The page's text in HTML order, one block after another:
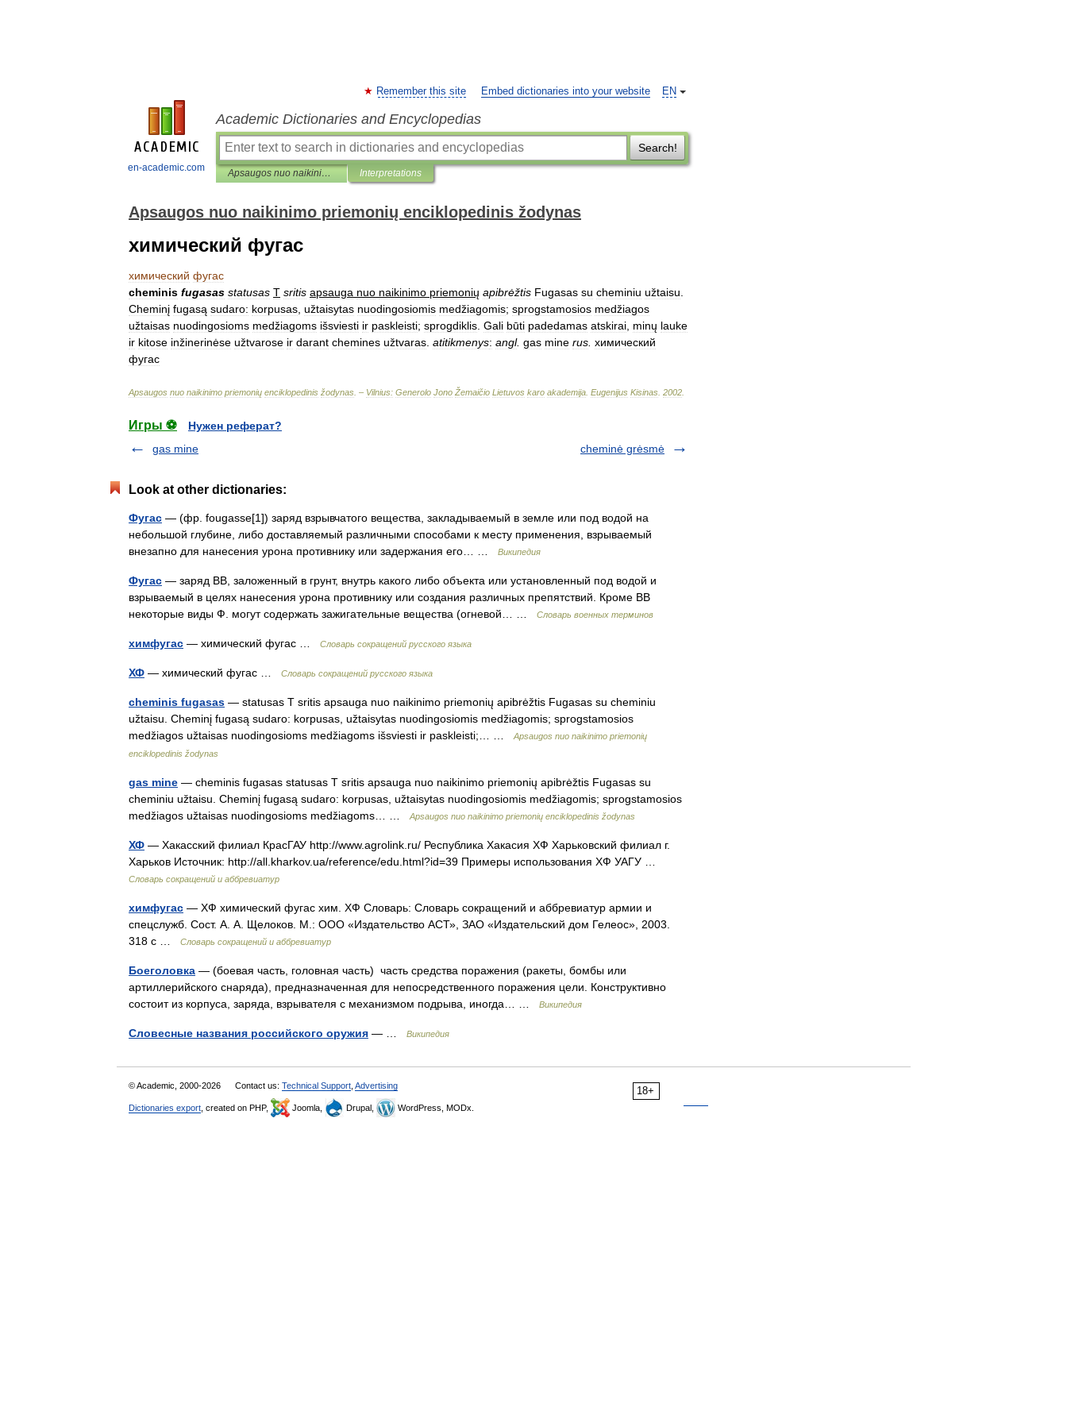
en-academic.com
EN
Remember this site Embed dictionaries into your website
Academic Dictionaries and Encyclopedias
Search!
Apsaugos nuo naikinimo priemonių enciklopedinis žodynas Interpretations
Apsaugos nuo naikinimo priemonių enciklopedinis žodynas
химический фугас
химический фугас
cheminis fugasas statusas T sritis apsauga nuo naikinimo priemonių apibrėžtis Fugasas su cheminiu užtaisu
Cheminį fugasą sudaro: korpusas užtaisytas nuodingosiomis medžiagomis; sprogstamosios medžiagos
užtaisas nuodingosioms medžiagoms išsviesti ir paskleisti; sprogdiklis Gali būti padedamas atskirai minų lauke
ir kitose inžinerinėse užtvarose ir darant chemines užtvaras atitikmenys: angl. gas mine rus химический
фугас
Apsaugos nuo naikinimo priemonių enciklopedinis žodynas . – Vilnius: Generolo Jono Žemaičio Lietuvos karo akademija Eugenijus Kisinas 2002
Игры ⚽
Нужен реферат?
gas mine
cheminė grėsmė
Look at other dictionaries:
Фугас — (фр. fougasse[1]) заряд взрывчатого вещества, закладываемый в земле или под водой на
небольшой глубине, либо доставляемый различными способами к месту применения, взрываемый
внезапно для нанесения урона противнику или задержания его… …
Википедия
Фугас — заряд ВВ, заложенный в грунт, внутрь какого либо объекта или установленный под водой и
взрываемый в целях нанесения урона противнику или создания различных препятствий. Кроме ВВ
некоторые виды Ф. могут содержать зажигательные вещества (огневой… …
Словарь военных терминов
химфугас — химический фугас … Словарь сокращений русского языка
ХФ — химический фугас … Словарь сокращений русского языка
cheminis fugasas — statusas T sritis apsauga nuo naikinimo priemonių apibrėžtis Fugasas su cheminiu
užtaisu. Cheminį fugasą sudaro: korpusas, užtaisytas nuodingosiomis medžiagomis; sprogstamosios
medžiagos užtaisas nuodingosioms medžiagoms išsviesti ir paskleisti;… …
Apsaugos nuo naikinimo priemonių
enciklopedinis žodynas
gas mine — cheminis fugasas statusas T sritis apsauga nuo naikinimo priemonių apibrėžtis Fugasas su
cheminiu užtaisu. Cheminį fugasą sudaro: korpusas, užtaisytas nuodingosiomis medžiagomis; sprogstamosios
medžiagos užtaisas nuodingosioms medžiagoms… …
Apsaugos nuo naikinimo priemonių enciklopedinis žodynas
ХФ — Хакасский филиал КрасГАУ http://www.agrolink.ru/​ Республика Хакасия ХФ Харьковский филиал г.
Харьков Источник: http://all.kharkov.ua/reference/edu.html?id=39 Примеры использования ХФ УАГУ …
Словарь сокращений и аббревиатур
химфугас — ХФ химический фугас хим. ХФ Словарь: Словарь сокращений и аббревиатур армии и
спецслужб. Сост. А. А. Щелоков. М.: ООО «Издательство АСТ», ЗАО «Издательский дом Гелеос», 2003.
318 с …
Словарь сокращений и аббревиатур
Боеголовка — (боевая часть, головная часть) часть средства поражения (ракеты, бомбы или
артиллерийского снаряда), предназначенная для непосредственного поражения цели. Конструктивно
состоит из корпуса, заряда, взрывателя с механизмом подрыва, иногда… …
Википедия
Словесные названия российского оружия — … Википедия
18+
© Academic, 2000-2026 Contact us: Technical Support Advertising
Dictionaries export , created on PHP, Joomla, Drupal, WordPress, MODx.